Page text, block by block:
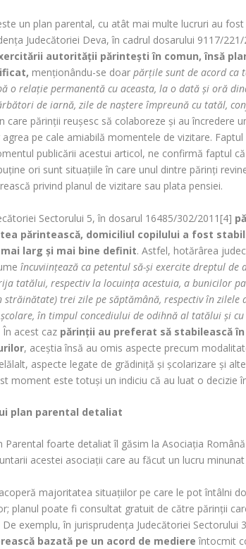
un plan parental, cu atât mai multe lucruri au
Judecătoriei Deva, în cadrul dosarului 9117/
autorității părintești în comun, însă
menționându-se doarpărțile sunt de acord ca
o relație permanentă cu aceasta, la o dată și oră
de iarnă, zile de naștere împreună cu tatăl,
care părinții reușesc să colaboreze și au încredere
pe cale amiabilă momentele de vizitare.
publicării acestui articol, ne confirmă faptul
ori sunt situațiile în care unul dintre părinți
privind planul de vizitare sau plata pensiei.
Sectorului 5, în dosarul 16485/302/2011[4]
părintească, domiciliul copilului a fost
larg și mai bine definit. Astfel, hotărârea
încuviințează ca petentul să-și exercite dreptul
tatălui, respectiv la locuința acestuia, a bunicilor
străinătate) trei zile pe săptămână, respectiv în
în timpul concediului de odihnă al tatălui și
În acest caz părinții au preferat să stabilească
, aceștia însă au omis aspecte precum
aspecte legate de grădiniță și școlarizare și
moment este totuși un indiciu că au luat o decizie
plan parental detaliat
Parental foarte detaliat îl găsim la Asociația
acestei asociații care au făcut un lucru
majoritatea situațiilor pe care le pot întâlni
planul poate fi consultat gratuit de către părinții
exemplu, în jurisprudența Judecătoriei Sectorului
bazată pe un acord de mediere întocmit